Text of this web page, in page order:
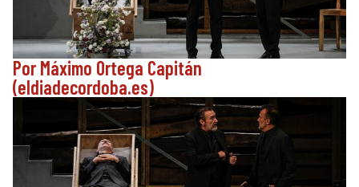
Por Máximo Ortega Capitán
(eldiadecordoba.es)